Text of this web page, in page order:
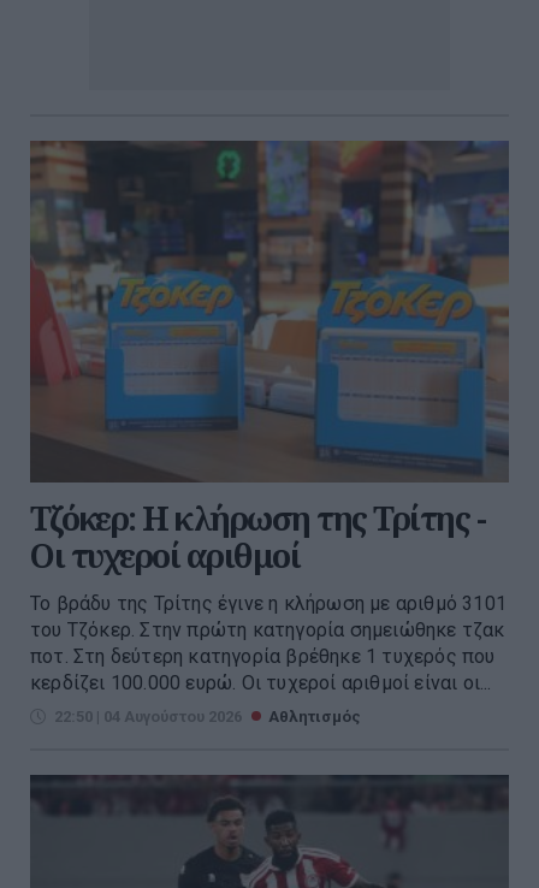
Τζόκερ: Η κλήρωση της Τρίτης -
Οι τυχεροί αριθμοί
Το βράδυ της Τρίτης έγινε η κλήρωση με αριθμό 3101
του Τζόκερ. Στην πρώτη κατηγορία σημειώθηκε τζακ
ποτ. Στη δεύτερη κατηγορία βρέθηκε 1 τυχερός που
κερδίζει 100.000 ευρώ. Οι τυχεροί αριθμοί είναι οι...
22:50 | 04 Αυγούστου 2026 Αθλητισμός